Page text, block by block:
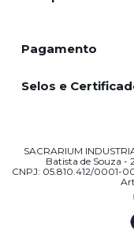
Pagamento
Selos e
SACRARIUM
Batista de Souza -
CNPJ: 05.810.412/0001-